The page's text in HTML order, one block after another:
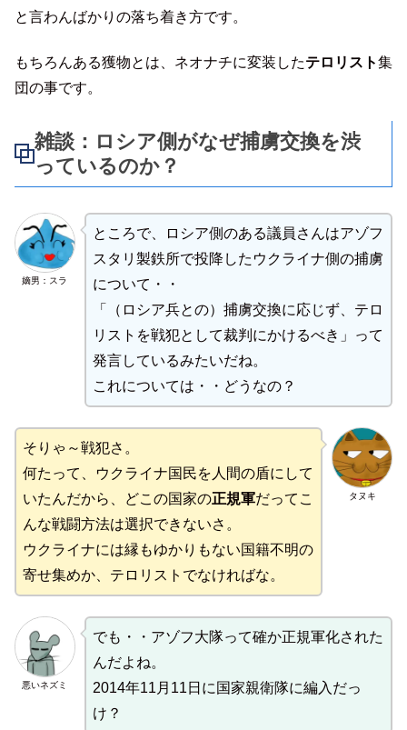
と言わんばかりの落ち着き方です。
もちろんある獲物とは、ネオナチに変装したテロリスト集
団の事です。
雑談：ロシア側がなぜ捕虜交換を渋
っているのか？
嫡男：スラ
ところで、ロシア側のある議員さんはアゾフ
スタリ製鉄所で投降したウクライナ側の捕虜
について・・
「（ロシア兵との）捕虜交換に応じず、テロ
リストを戦犯として裁判にかけるべき」って
発言しているみたいだね。
これについては・・どうなの？
タヌキ
そりゃ～戦犯さ。
何たって、ウクライナ国民を人間の盾にして
いたんだから、どこの国家の正規軍だってこ
んな戦闘方法は選択できないさ。
ウクライナには縁もゆかりもない国籍不明の
寄せ集めか、テロリストでなければな。
悪いネズミ
でも・・アゾフ大隊って確か正規軍化された
んだよね。
2014年11月11日に国家親衛隊に編入だっ
け？